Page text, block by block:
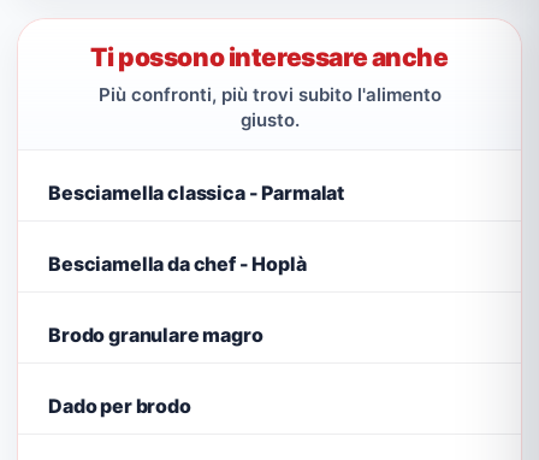
Ti possono interessare anche
Più confronti, più trovi subito l'alimento
giusto.
Besciamella classica - Parmalat
Besciamella da chef - Hoplà
Brodo granulare magro
Dado per brodo